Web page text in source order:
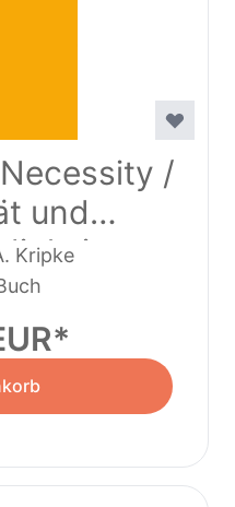
/
und
Kripke